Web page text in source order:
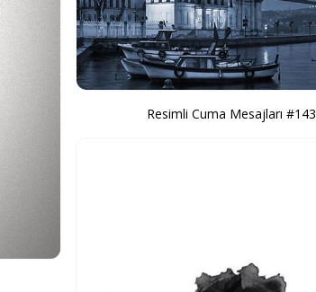
Resimli Cuma Mesajları #143